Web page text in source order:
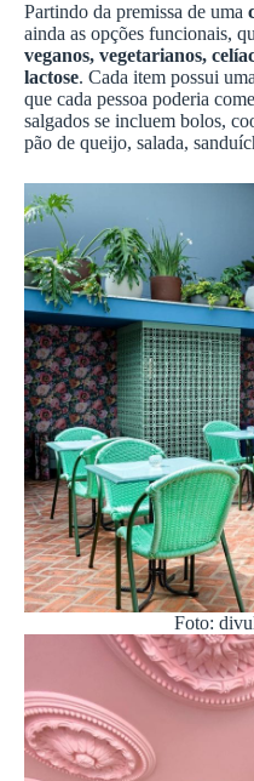
Partindo da premissa de uma
ainda as opções funcionais,
veganos, vegetarianos,
lactose. Cada item possui
que cada pessoa poderia
salgados se incluem bolos,
pão de queijo, salada,
Foto: